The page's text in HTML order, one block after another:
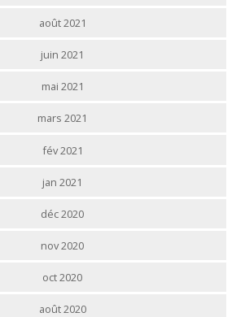
août 2021
juin 2021
mai 2021
mars 2021
fév 2021
jan 2021
déc 2020
nov 2020
oct 2020
août 2020